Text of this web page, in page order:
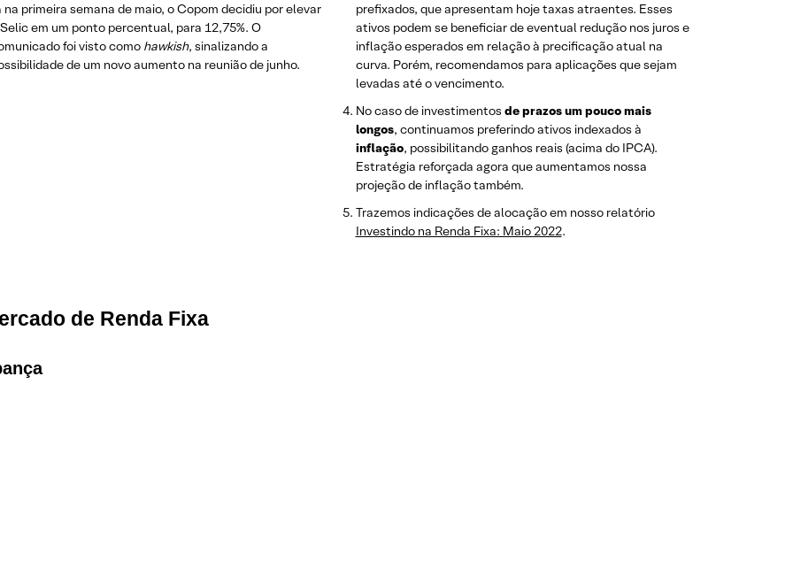
na primeira semana de maio, o Copom decidiu por elevar
em um ponto percentual, para 12,75%. O
foi visto como hawkish, sinalizando a
de um novo aumento na reunião de junho.
prefixados, que apresentam hoje taxas atraentes. Esses
ativos podem se beneficiar de eventual redução nos juros e
inflação esperados em relação à precificação atual na
curva. Porém, recomendamos para aplicações que sejam
levadas até o vencimento.
No caso de investimentos de prazos um pouco mais
longos, continuamos preferindo ativos indexados à
inflação, possibilitando ganhos reais (acima do IPCA).
Estratégia reforçada agora que aumentamos nossa
projeção de inflação também.
Trazemos indicações de alocação em nosso relatório
Investindo na Renda Fixa: Maio 2022.
de Renda Fixa